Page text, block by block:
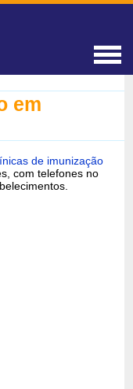
em
de imunização
com telefones no